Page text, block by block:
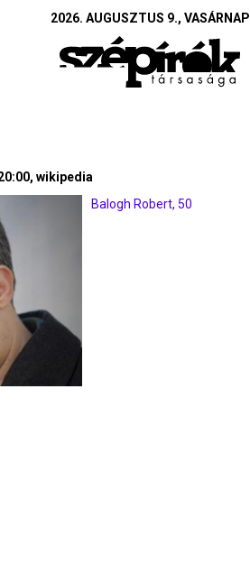
2026. AUGUSZTUS 9., VASÁRNAP
wikipedia
Balogh Robert, 50